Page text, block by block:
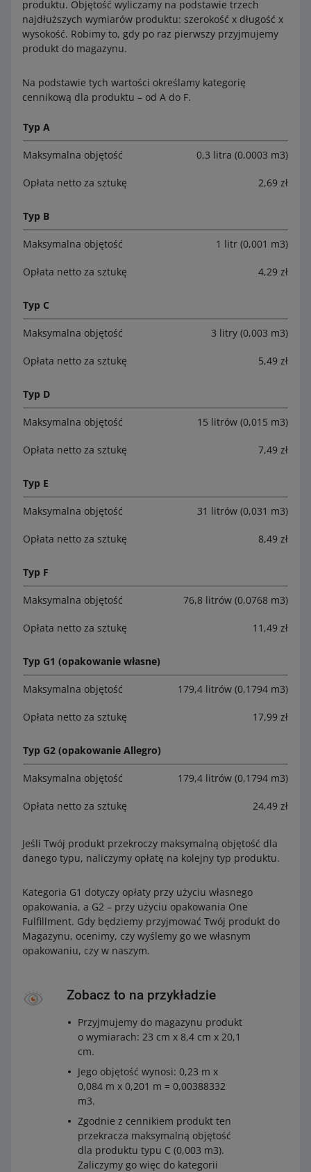
produktu. Objętość wyliczamy na podstawie trzech
najdłuższych wymiarów produktu: szerokość x długość x
wysokość. Robimy to, gdy po raz pierwszy przyjmujemy
produkt do magazynu.
Na podstawie tych wartości określamy kategorię
cennikową dla produktu – od A do F.
Typ A
Maksymalna objętość 0,3 litra (0,0003 m3)
Opłata netto za sztukę 2,69 zł
Typ B
Maksymalna objętość 1 litr (0,001 m3)
Opłata netto za sztukę 4,29 zł
Typ C
Maksymalna objętość 3 litry (0,003 m3)
Opłata netto za sztukę 5,49 zł
Typ D
Maksymalna objętość 15 litrów (0,015 m3)
Opłata netto za sztukę 7,49 zł
Typ E
Maksymalna objętość 31 litrów (0,031 m3)
Opłata netto za sztukę 8,49 zł
Typ F
Maksymalna objętość 76,8 litrów (0,0768 m3)
Opłata netto za sztukę 11,49 zł
Typ G1 (opakowanie własne)
Maksymalna objętość 179,4 litrów (0,1794 m3)
Opłata netto za sztukę 17,99 zł
Typ G2 (opakowanie Allegro)
Maksymalna objętość 179,4 litrów (0,1794 m3)
Opłata netto za sztukę 24,49 zł
Jeśli Twój produkt przekroczy maksymalną objętość dla
danego typu, naliczymy opłatę na kolejny typ produktu.
Kategoria G1 dotyczy opłaty przy użyciu własnego
opakowania, a G2 – przy użyciu opakowania One
Fulfillment. Gdy będziemy przyjmować Twój produkt do
Magazynu, ocenimy, czy wyślemy go we własnym
opakowaniu, czy w naszym.
Zobacz to na przykładzie
Przyjmujemy do magazynu produkt
o wymiarach: 23 cm x 8,4 cm x 20,1
cm.
Jego objętość wynosi: 0,23 m x
0,084 m x 0,201 m = 0,00388332
m3.
Zgodnie z cennikiem produkt ten
przekracza maksymalną objętość
dla produktu typu C (0,003 m3).
Zaliczymy go więc do kategorii